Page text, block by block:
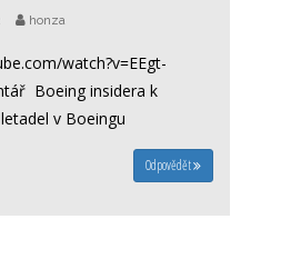
honza
watch?v=EEgt-
Boeing insidera k
v Boeingu
Odpovědět